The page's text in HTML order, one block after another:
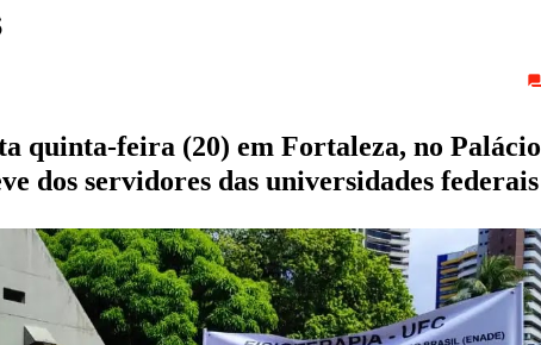
quinta-feira (20) em Fortaleza, no Palácio
dos servidores das universidades federais